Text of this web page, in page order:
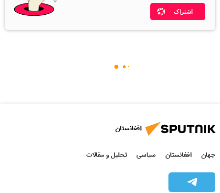
اشتراک
افغانستان
جهان افغانستان سیاسی تحلیل و مقالات